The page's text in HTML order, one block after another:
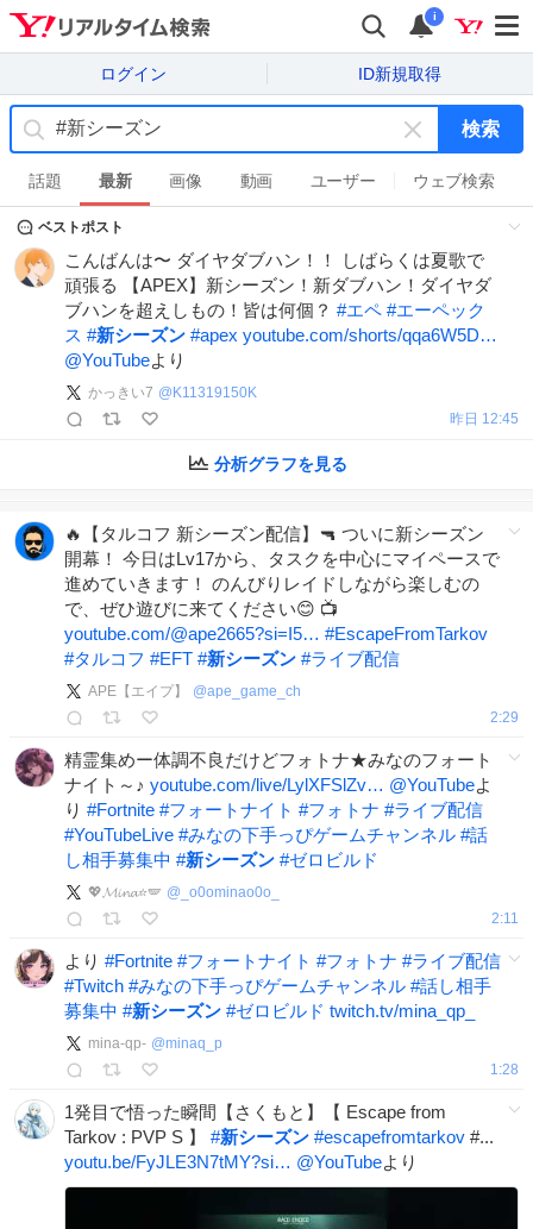
i
ログイン ID新規取得
キ
ー
ワ
ド
を
消
す
検索
話題 最新 画像 動画 ユーザー ウェブ検索
ベストポスト
こんばんは〜 ダイヤダブハン！！ しばらくは夏歌で
頑張る 【APEX】新シーズン！新ダブハン！ダイヤダ
ブハンを超えしもの！皆は何個？ #エペ #エーペック
ス #新シーズン #apex youtube.com/shorts/qqa6W5D…
@YouTubeより
かっきい7 @ K11319150K
昨日 12:45
分析グラフを見る
🔥【タルコフ 新シーズン配信】🔫 ついに新シーズン
開幕！ 今日はLv17から、タスクを中心にマイペースで
進めていきます！ のんびりレイドしながら楽しむの
で、ぜひ遊びに来てください😊 📺
youtube.com/@ape2665?si=I5… #EscapeFromTarkov
#タルコフ #EFT #新シーズン #ライブ配信
APE【エイプ】 @ape_game_ch
2:29
精霊集めー体調不良だけどフォトナ★みなのフォート
ナイト～♪ youtube.com/live/LylXFSlZv… @YouTubeよ
り #Fortnite #フォートナイト #フォトナ #ライブ配信
#YouTubeLive #みなの下手っぴゲームチャンネル #話
し相手募集中 #新シーズン #ゼロビルド
💖𝓜𝓲𝓷𝓪⭐️🪽 @ _o0ominao0o_
2:11
より #Fortnite #フォートナイト #フォトナ #ライブ配信
#Twitch #みなの下手っぴゲームチャンネル #話し相手
募集中 #新シーズン #ゼロビルド twitch.tv/mina_qp_
mina-qp- @minaq_p
1:28
1発目で悟った瞬間【さくもと】【 Escape from
Tarkov : PVP S 】 #新シーズン #escapefromtarkov #...
youtu.be/FyJLE3N7tMY?si… @YouTubeより